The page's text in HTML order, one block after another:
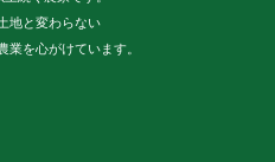
地と変わらない
業を心がけています。